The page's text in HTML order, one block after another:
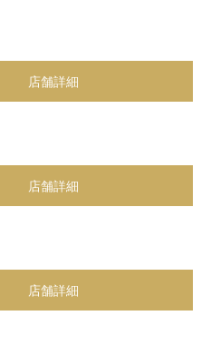
店舗詳細
店舗詳細
店舗詳細